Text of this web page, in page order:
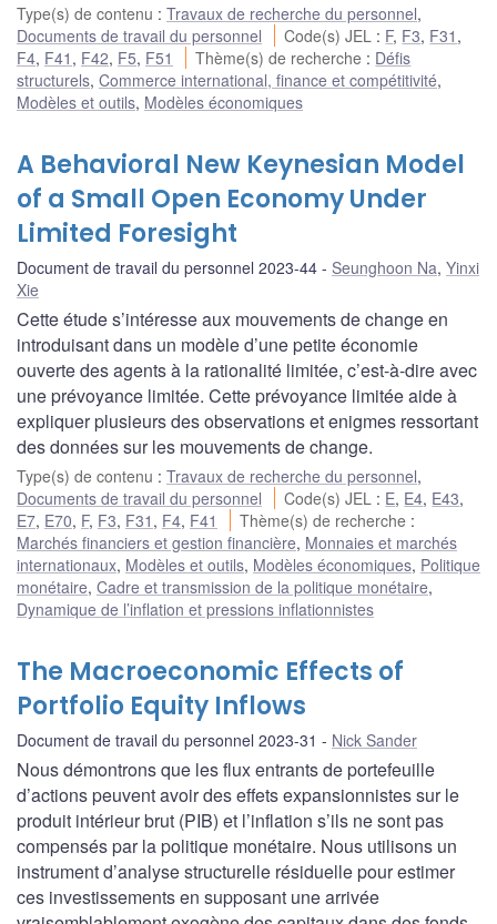
Type(s) de contenu : Travaux de recherche du personnel,
Documents de travail du personnel
Code(s) JEL : F, F3, F31 ,
F4, F41 , F42, F5, F51 Thème(s) de recherche : Défis
structurels, Commerce international, finance et compétitivité,
Modèles et outils, Modèles économiques
A Behavioral New Keynesian Model
of a Small Open Economy Under
Limited Foresight
Document de travail du personnel 2023-44 Seunghoon Na, Yinxi
Xie
Cette étude s’intéresse aux mouvements de change en
introduisant dans un modèle d’une petite économie
ouverte des agents à la rationalité limitée, c’est-à-dire avec
une prévoyance limitée. Cette prévoyance limitée aide à
expliquer plusieurs des observations et enigmes ressortant
des données sur les mouvements de change.
Type(s) de contenu : Travaux de recherche du personnel,
Documents de travail du personnel
Code(s) JEL : E, E4, E43,
E7, E70, F, F3, F31 , F4, F41 Thème(s) de recherche :
Marchés financiers et gestion financière, Monnaies et marchés
internationaux, Modèles et outils, Modèles économiques, Politique
monétaire, Cadre et transmission de la politique monétaire,
Dynamique de l’inflation et pressions inflationnistes
The Macroeconomic Effects of
Portfolio Equity Inflows
Document de travail du personnel 2023-31 Nick Sander
Nous démontrons que les flux entrants de portefeuille
d’actions peuvent avoir des effets expansionnistes sur le
produit intérieur brut (PIB) et l’inflation s’ils ne sont pas
compensés par la politique monétaire. Nous utilisons un
instrument d’analyse structurelle résiduelle pour estimer
ces investissements en supposant une arrivée